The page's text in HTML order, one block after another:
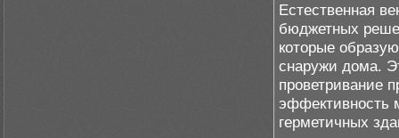
Естественная
бюджетных
которые
снаружи дома.
проветривание
эффективность
герметичных